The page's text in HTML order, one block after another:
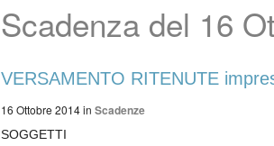
Scadenza del 16
VERSAMENTO RITENUTE
16 Ottobre 2014in Scadenze
SOGGETTI